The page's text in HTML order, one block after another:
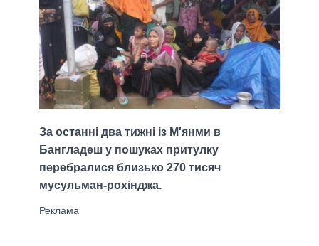
За останні два тижні із М'янми в
Бангладеш у пошуках притулку
перебралися близько 270 тисяч
мусульман-рохінджа.